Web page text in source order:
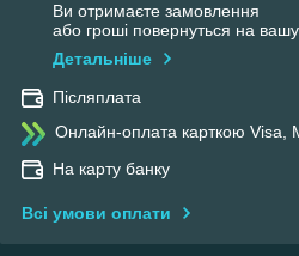
Ви отримаєте замовлення
або гроші повернуться на вашу
Детальніше
Післяплата
Онлайн-оплата карткою Visa,
На карту банку
Всі умови оплати